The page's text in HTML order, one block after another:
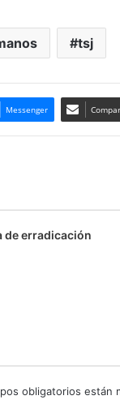
tsj
Messenger
de erradicación
obligatorios están